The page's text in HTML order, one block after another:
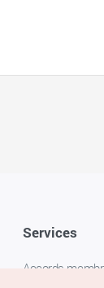
Services
Accords